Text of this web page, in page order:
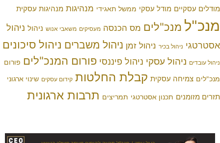
מודל עסקי ממשל תאגידי מנהיגות מנהיגות עסקית
מנכ"לים מס הכנסה מעסיקים משאבי אנוש ניהול ניהול
ניהול בכיר ניהול זמן ניהול משברים ניהול סיכונים
עסקי ניהול פיננסי פורום המנכ"לים פורום
עסקית קבלת החלטות קידום עסקים שינוי ארגוני
תכנון אסטרטגי תמריצים תרבות ארגונית